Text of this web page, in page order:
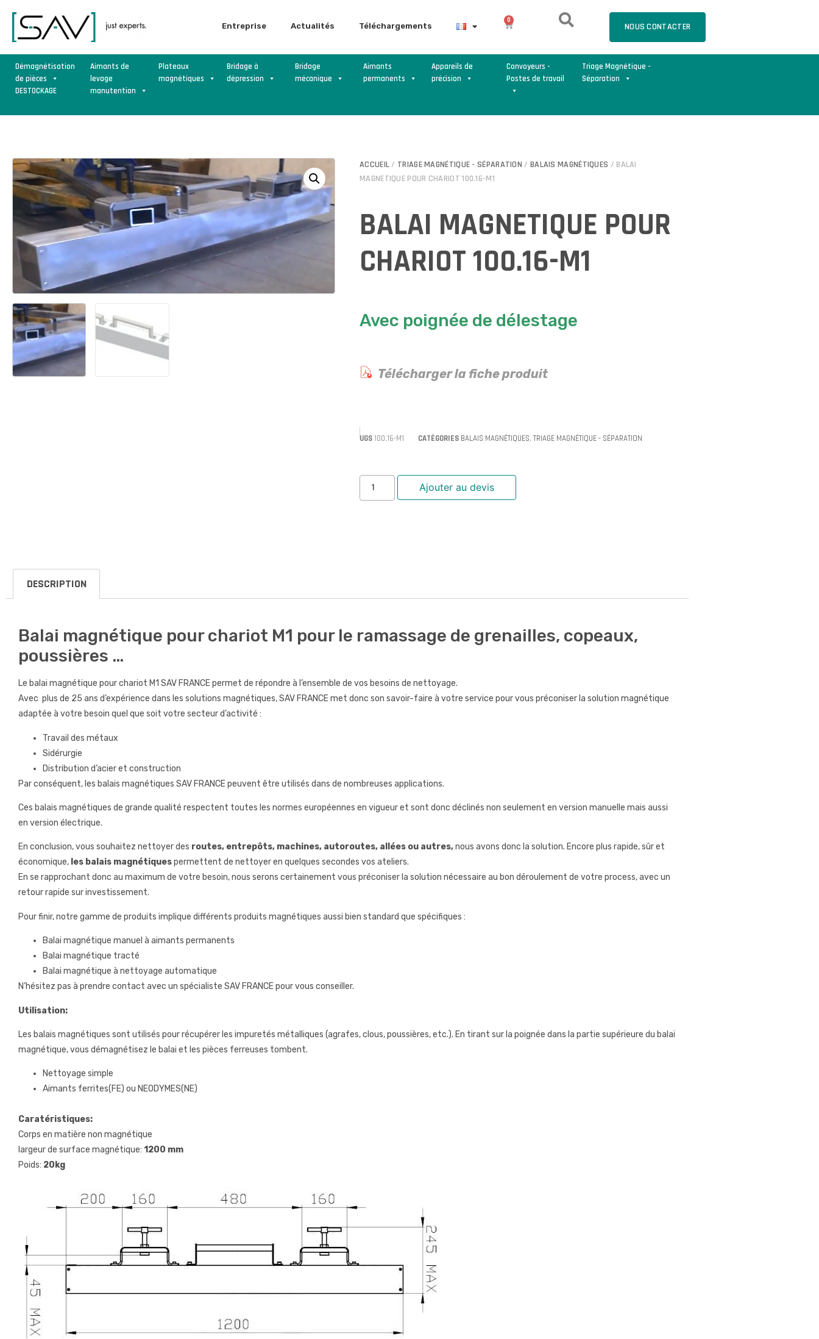
Entreprise Actualités Téléchargements
0
NOUS CONTACTER
Démagnétisation
de pièces
Aimants de
levage
manutention
Plateaux
magnétiques
Bridage à
dépression
Bridage
mécanique
Aimants
permanents
Appareils de
précision
Convoyeurs -
Postes de travail
Triage Magnétique -
Séparation
DESTOCKAGE
ACCUEIL / TRIAGE MAGNÉTIQUE - SÉPARATION / BALAIS MAGNÉTIQUES / BALAI
MAGNETIQUE POUR CHARIOT 100.16-M1
BALAI MAGNETIQUE POUR
CHARIOT 100.16-M1
Avec poignée de délestage
Télécharger la fiche produit
UGS100.16-M1 CATÉGORIES BALAIS MAGNÉTIQUES, TRIAGE MAGNÉTIQUE - SÉPARATION
Ajouter au devis
DESCRIPTION
Balai magnétique pour chariot M1 pour le ramassage de grenailles, copeaux,
poussières …
Le balai magnétique pour chariot M1 SAV FRANCE permet de répondre à l’ensemble de vos besoins de nettoyage.
Avec plus de 25 ans d’expérience dans les solutions magnétiques, SAV FRANCE met donc son savoir-faire à votre service pour vous préconiser la solution magnétique
adaptée à votre besoin quel que soit votre secteur d’activité :
Travail des métaux
Sidérurgie
Distribution d’acier et construction
Par conséquent, les balais magnétiques SAV FRANCE peuvent être utilisés dans de nombreuses applications.
Ces balais magnétiques de grande qualité respectent toutes les normes européennes en vigueur et sont donc déclinés non seulement en version manuelle mais aussi
en version électrique.
En conclusion, vous souhaitez nettoyer des routes, entrepôts, machines, autoroutes, allées ou autres,nous avons donc la solution. Encore plus rapide, sûr et
économique, les balais magnétiquespermettent de nettoyer en quelques secondes vos ateliers.
En se rapprochant donc au maximum de votre besoin, nous serons certainement vous préconiser la solution nécessaire au bon déroulement de votre process, avec un
retour rapide sur investissement.
Pour finir, notre gamme de produits implique différents produits magnétiques aussi bien standard que spécifiques :
Balai magnétique manuel à aimants permanents
Balai magnétique tracté
Balai magnétique à nettoyage automatique
N’hésitez pas à prendre contact avec un spécialiste SAV FRANCE pour vous conseiller.
Utilisation:
Les balais magnétiques sont utilisés pour récupérer les impuretés métalliques (agrafes, clous, poussières, etc.). En tirant sur la poignée dans la partie supérieure du balai
magnétique, vous démagnétisez le balai et les pièces ferreuses tombent.
Nettoyage simple
Aimants ferrites(FE) ou NEODYMES(NE)
Caratéristiques:
Corps en matière non magnétique
largeur de surface magnétique: 1200 mm
Poids: 20kg